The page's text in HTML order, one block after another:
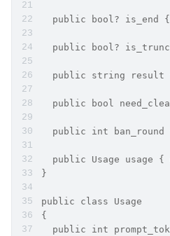
public bool? is_end
public bool?
public string result
public bool
public int ban_round
public Usage usage {
}
public class Usage
{
public int